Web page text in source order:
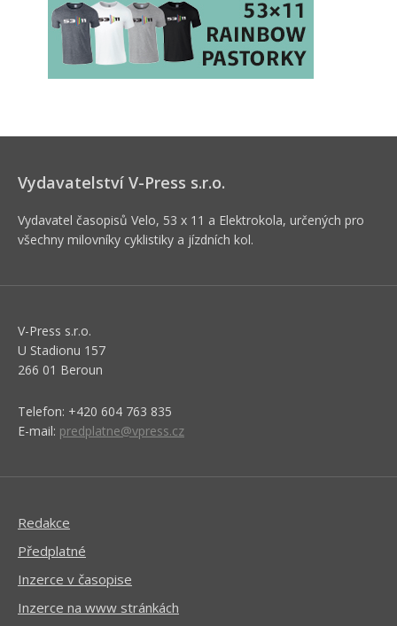
Vydavatelství V-Press s.r.o.
Vydavatel časopisů Velo, 53 x 11 a Elektrokola, určených pro
všechny milovníky cyklistiky a jízdních kol.
V-Press s.r.o.
U Stadionu 157
266 01 Beroun
Telefon: +420 604 763 835
E-mail: predplatne@vpress.cz
Redakce
Předplatné
Inzerce v časopise
Inzerce na www stránkách